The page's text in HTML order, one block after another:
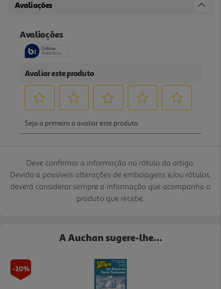
Avaliações
Deve confirmar a informação no rótulo do artigo.
Devido a possíveis alterações de embalagens e/ou rótulos,
deverá considerar sempre a informação que acompanha o
produto que recebe.
A Auchan sugere-lhe...
-10%